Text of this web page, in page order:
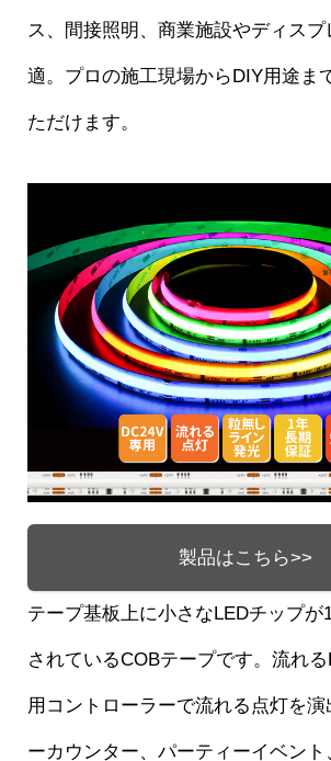
ス、間接照明、商業施設やディス
適。プロの施工現場からDIY用途ま
ただけます。
製品はこちら>>
テープ基板上に小さなLEDチップが
されているCOBテープです。流れ
用コントローラーで流れる点灯を
ーカウンター、パーティーイベント